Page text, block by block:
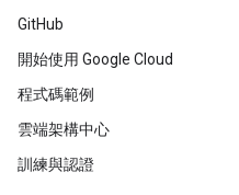
GitHub
開始使用 Google Cloud
程式碼範例
雲端架構中心
訓練與認證